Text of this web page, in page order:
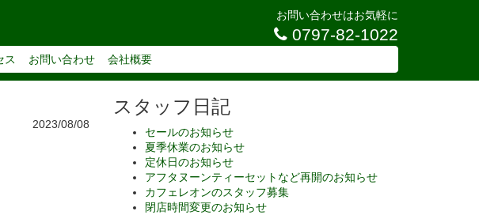
お問い合わせはお気軽に
0797-82-1022
ス お問い合わせ 会社概要
2023/08/08
スタッフ日記
セールのお知らせ
夏季休業のお知らせ
定休日のお知らせ
アフタヌーンティーセットなど再開のお知らせ
カフェレオンのスタッフ募集
閉店時間変更のお知らせ